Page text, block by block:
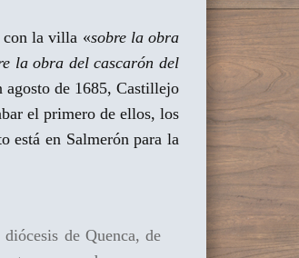
con la villa «sobre la obra
la obra del cascarón del
agosto de 1685, Castillejo
el primero de ellos, los
está en Salmerón para la
de Quenca, de